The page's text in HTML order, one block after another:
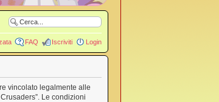
FAQ Iscriviti Login
vincolato legalmente alle
Le condizioni